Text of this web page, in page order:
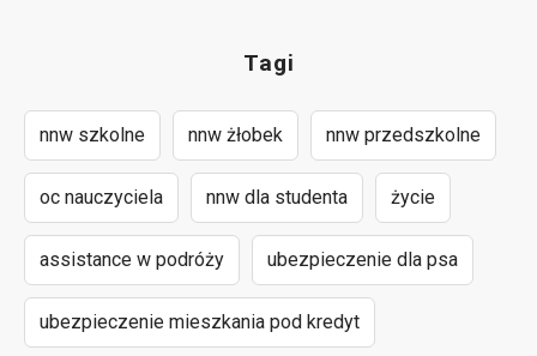
Tagi
nnw szkolne nnw żłobek nnw przedszkolne
oc nauczyciela nnw dla studenta życie
assistance w podróży ubezpieczenie dla psa
ubezpieczenie mieszkania pod kredyt